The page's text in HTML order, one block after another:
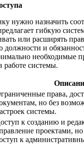
нужно назначить
гибкую
или расширять
должности и
необходимые
работе системы.
права,
но без
системы.
к созданию и
проектами,
к